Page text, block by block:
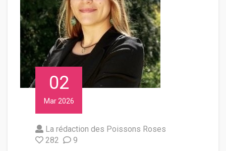
02
Mar 2026
La rédaction des Poissons Roses
282
9